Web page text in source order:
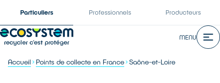
Particuliers Professionnels Producteurs
MENU
Accueil Points de collecte en France Saône-et-Loire